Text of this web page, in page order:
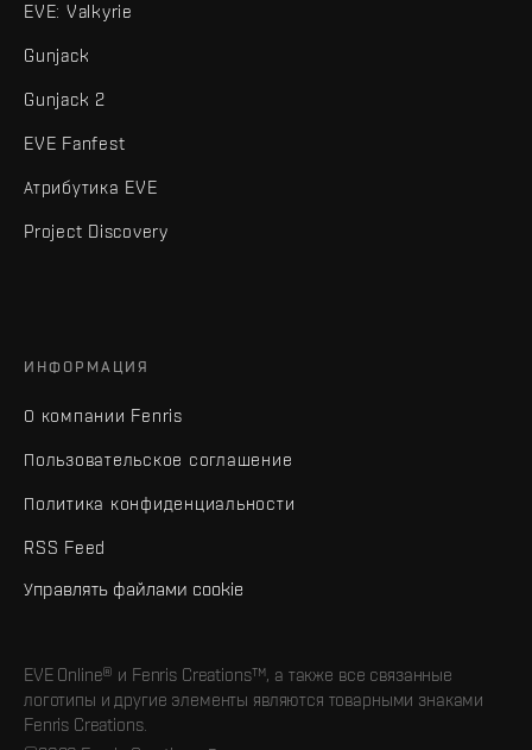
EVE: Valkyrie
Gunjack
Gunjack 2
EVE Fanfest
Атрибутика EVE
Project Discovery
ИНФОРМАЦИЯ
О компании Fenris
Пользовательское соглашение
Политика конфиденциальности
RSS Feed
Управлять файлами cookie
EVE Online® и Fenris Creations™, а также все связанные
логотипы и другие элементы являются товарными знаками
Fenris Creations.